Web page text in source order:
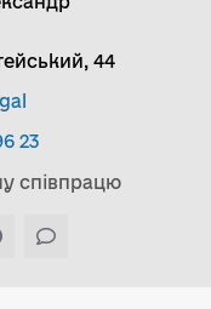
44
23
співпрацю